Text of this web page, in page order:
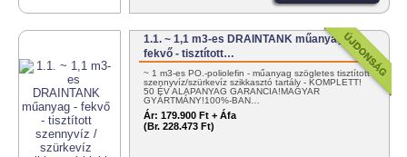
1.1. ~ 1,1 m3-es DRAINTANK műanyag -
fekvő - tisztított…
~ 1 m3-es PO.-poliolefin - műanyag szögletes tisztított
szennyvíz/szürkevíz szikkasztó tartály - KOMPLETT!
50 ÉV ALAPANYAG GARANCIA!MAGYAR
GYÁRTMÁNY!100%-BAN…
Ár: 179.900 Ft + Áfa
(Br. 228.473 Ft)